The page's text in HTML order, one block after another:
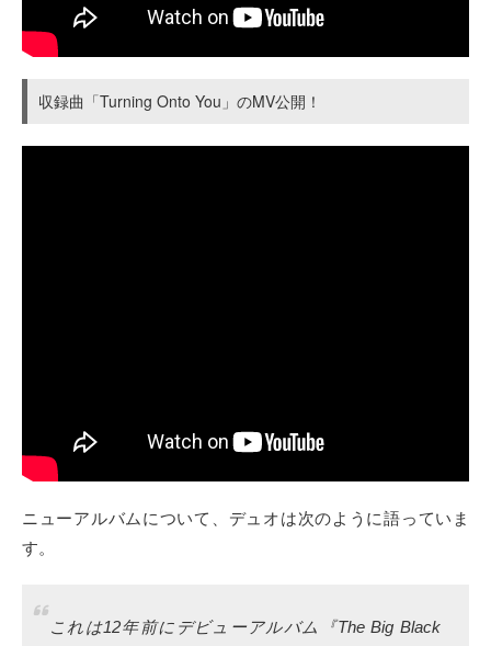
収録曲「Turning Onto You」のMV公開！
ニューアルバムについて、デュオは次のように語っていま
す。
これは12年前にデビューアルバム『The Big Black